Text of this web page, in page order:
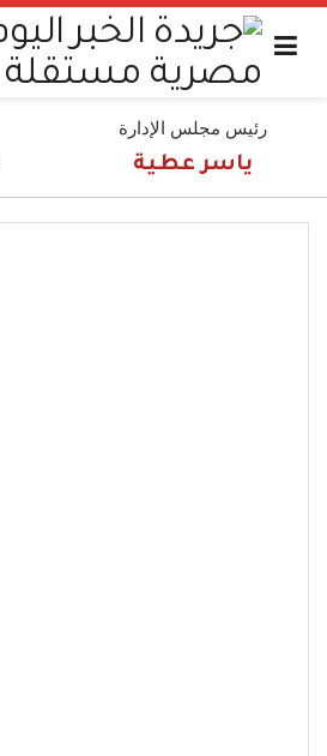
رئيس مجلس الإدارة
ياسر عطية